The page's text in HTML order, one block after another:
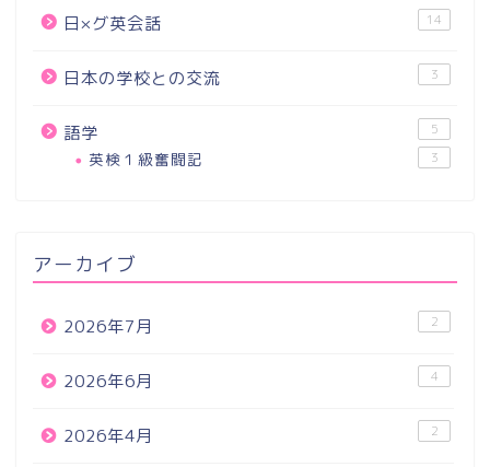
日×グ英会話 14
日本の学校との交流 3
語学 5
英検１級奮闘記 3
アーカイブ
2026年7月 2
2026年6月 4
2026年4月 2